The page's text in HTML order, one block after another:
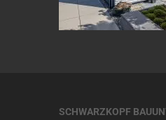
SCHWARZKOPF